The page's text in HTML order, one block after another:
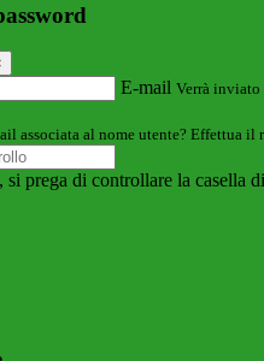
E-mail Verrà
associata al nome utente? Effettua il
prega di controllare la casella